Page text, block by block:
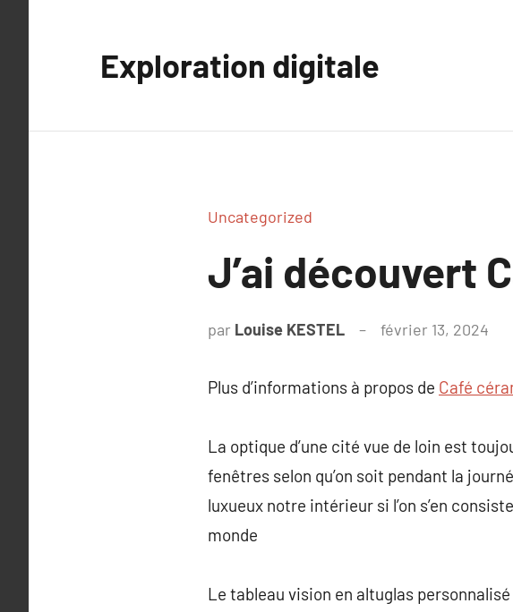
Exploration digitale
Uncategorized
J’ai découvert
par Louise KESTEL février 13, 2024
Plus d’informations à propos de Café
La optique d’une cité vue de loin est
fenêtres selon qu’on soit pendant la
luxueux notre intérieur si l’on s’en
monde
Le tableau vision en altuglas